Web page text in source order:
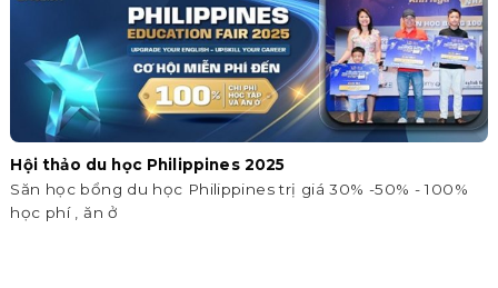
Hội thảo du học Philippines 2025
Săn học bổng du học Philippines trị giá 30% -50% - 100%
học phí , ăn ở